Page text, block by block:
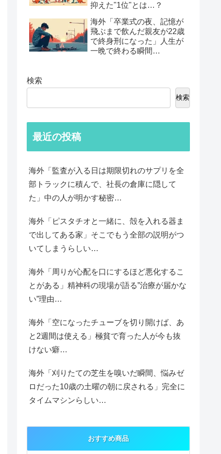
抑えた"1位"とは…？
海外「卒業式の夜、記憶が
飛ぶまで飲んだ親友が22歳
で終身刑になった」人生が
一晩で終わる瞬間…
検索
検索
最近の投稿
海外「監査が入る日は期限切れのサプリを全
部トラックに積んで、社長の倉庫に隠して
た」中の人が明かす秘密…
海外「ピスタチオと一緒に、殻を入れる器ま
で出してある家」そこでもう全部の説明がつ
いてしまうらしい…
海外「周りが心配を口にするほど悪化するこ
とがある」精神科の現場が語る”治療が届かな
い”理由…
海外「空になったチューブを切り開けば、あ
と2週間は使える」極貧で育った人が今も抜
けない癖…
海外「刈りたての芝生を嗅いだ瞬間、悩みゼ
ロだった10歳の土曜の朝に戻される」完全に
タイムマシンらしい…
おすすめ商品